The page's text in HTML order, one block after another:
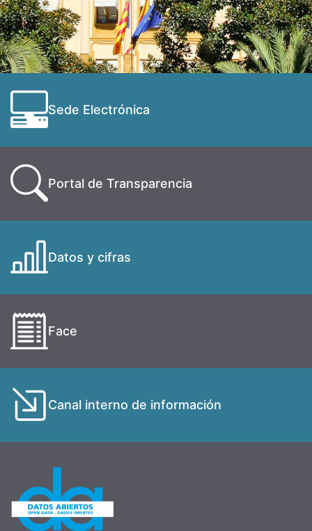
Sede Electrónica
Portal de Transparencia
Datos y cifras
Face
Canal interno de información